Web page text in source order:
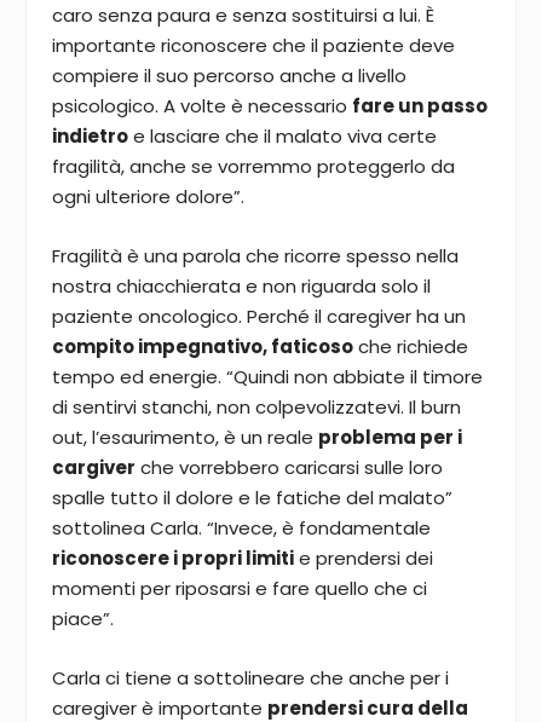
caro senza paura e senza sostituirsi a lui. È
importante riconoscere che il paziente deve
compiere il suo percorso anche a livello
psicologico. A volte è necessario fare un passo
indietroe lasciare che il malato viva certe
fragilità, anche se vorremmo proteggerlo da
ogni ulteriore dolore”.
Fragilità è una parola che ricorre spesso nella
nostra chiacchierata e non riguarda solo il
paziente oncologico. Perché il caregiver ha un
compito impegnativo, faticosoche richiede
tempo ed energie. “Quindi non abbiate il timore
di sentirvi stanchi, non colpevolizzatevi. Il burn
out, l’esaurimento, è un reale problema per i
cargiver che vorrebbero caricarsi sulle loro
spalle tutto il dolore e le fatiche del malato”
sottolinea Carla. “Invece, è fondamentale
riconoscere i propri limitie prendersi dei
momenti per riposarsi e fare quello che ci
piace”.
Carla ci tiene a sottolineare che anche per i
caregiver è importante prendersi cura della